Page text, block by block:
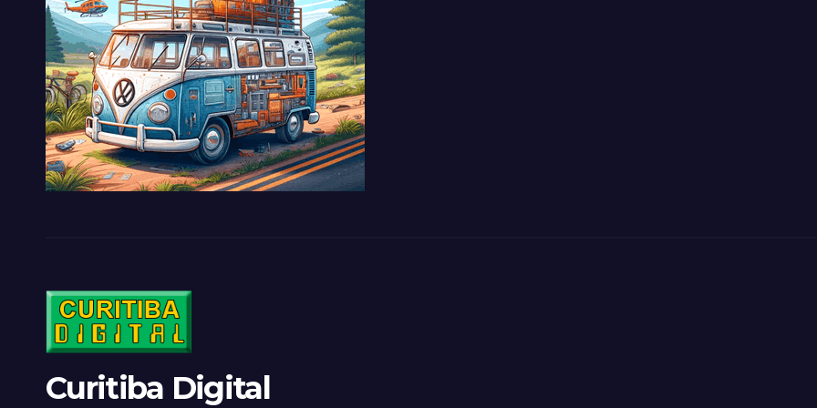
Curitiba Digital